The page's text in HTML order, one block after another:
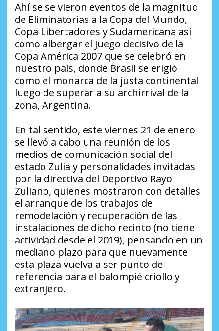
Ahí se se vieron eventos de la magnitud
de Eliminatorias a la Copa del Mundo,
Copa Libertadores y Sudamericana así
como albergar el juego decisivo de la
Copa América 2007 que se celebró en
nuestro país, donde Brasil se erigió
como el monarca de la justa continental
luego de superar a su archirrival de la
zona, Argentina.
En tal sentido, este viernes 21 de enero
se llevó a cabo una reunión de los
medios de comunicación social del
estado Zulia y personalidades invitadas
por la directiva del Deportivo Rayo
Zuliano, quienes mostraron con detalles
el arranque de los trabajos de
remodelación y recuperación de las
instalaciones de dicho recinto (no tiene
actividad desde el 2019), pensando en un
mediano plazo para que nuevamente
esta plaza vuelva a ser punto de
referencia para el balompié criollo y
extranjero.